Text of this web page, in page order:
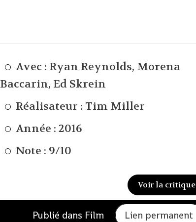
Avec : Ryan Reynolds, Morena
Baccarin, Ed Skrein
Réalisateur : Tim Miller
Année : 2016
Note : 9/10
Voir la critique
Publié dans Film Lien permanent